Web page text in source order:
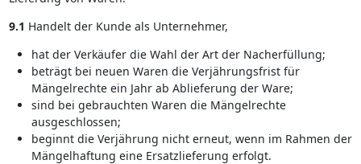
9.1 Handelt der Kunde als Unternehmer,
hat der Verkäufer die Wahl der Art der Nacherfüllung;
beträgt bei neuen Waren die Verjährungsfrist für
Mängelrechte ein Jahr ab Ablieferung der Ware;
sind bei gebrauchten Waren die Mängelrechte
ausgeschlossen;
beginnt die Verjährung nicht erneut, wenn im Rahmen der
Mängelhaftung eine Ersatzlieferung erfolgt.